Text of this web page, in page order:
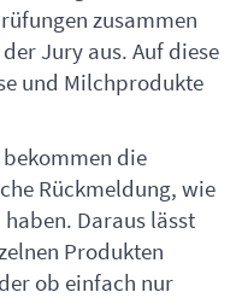
zusammen
Jury aus. Auf diese
und Milchprodukte
die
Rückmeldung, wie
Daraus lässt
Produkten
ob einfach nur